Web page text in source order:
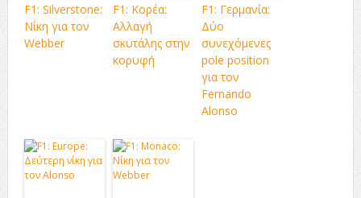
F1: Silverstone:
Νίκη για τον
Webber
F1: Κορέα:
Αλλαγή
σκυτάλης στην
κορυφή
F1: Γερμανία:
Δύο
συνεχόμενες
pole position
για τον
Fernando
Alonso